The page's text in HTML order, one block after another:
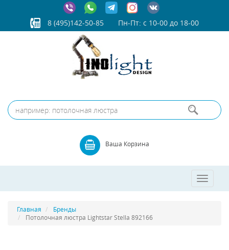
8 (495)142-50-85 Пн-Пт: с 10-00 до 18-00
Ваша Корзина
Toggle
Главная
Бренды
Потолочная люстра Lightstar Stella 892166